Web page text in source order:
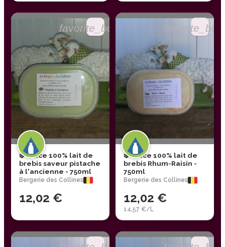
favorite_border
❄️ Glace 100% lait de
brebis saveur pistache
à l'ancienne - 750ml
Bergerie des Collines
12,02 €
❄️ Glace 100% lait de
brebis Rhum-Raisin -
750ml
Bergerie des Collines
12,02 €
14,57 €/L